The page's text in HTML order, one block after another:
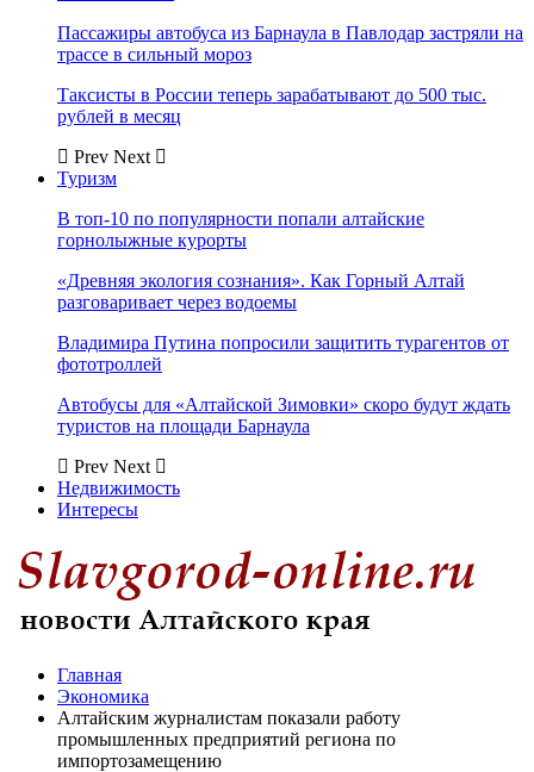
Пассажиры автобуса из Барнаула в Павлодар застряли на
трассе в сильный мороз
Таксисты в России теперь зарабатывают до 500 тыс.
рублей в месяц
Prev Next
Туризм
В топ-10 по популярности попали алтайские
горнолыжные курорты
«Древняя экология сознания». Как Горный Алтай
разговаривает через водоемы
Владимира Путина попросили защитить турагентов от
фототроллей
Автобусы для «Алтайской Зимовки» скоро будут ждать
туристов на площади Барнаула
Prev Next
Недвижимость
Интересы
Главная
Экономика
Алтайским журналистам показали работу
промышленных предприятий региона по
импортозамещению